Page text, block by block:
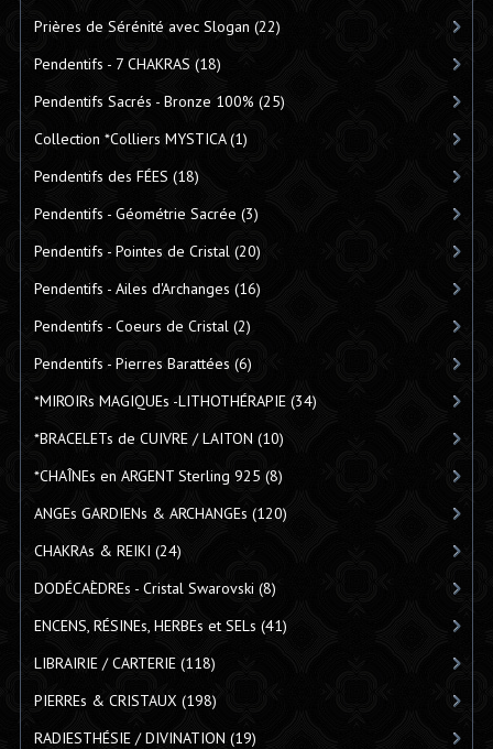
Prières de Sérénité avec Slogan (22)
Pendentifs - 7 CHAKRAS (18)
Pendentifs Sacrés - Bronze 100% (25)
Collection *Colliers MYSTICA(1)
Pendentifs des FÉES (18)
Pendentifs - Géométrie Sacrée (3)
Pendentifs - Pointes de Cristal (20)
Pendentifs - Ailes d'Archanges (16)
Pendentifs - Coeurs de Cristal (2)
Pendentifs - Pierres Barattées (6)
*MIROIRs MAGIQUEs -LITHOTHÉRAPIE(34)
*BRACELETs de CUIVRE / LAITON (10)
*CHAÎNEs en ARGENT Sterling 925 (8)
ANGEs GARDIENs & ARCHANGEs (120)
CHAKRAs & REIKI (24)
DODÉCAÈDREs - Cristal Swarovski (8)
ENCENS, RÉSINEs, HERBEs et SELs (41)
LIBRAIRIE / CARTERIE(118)
PIERREs & CRISTAUX (198)
RADIESTHÉSIE / DIVINATION (19)